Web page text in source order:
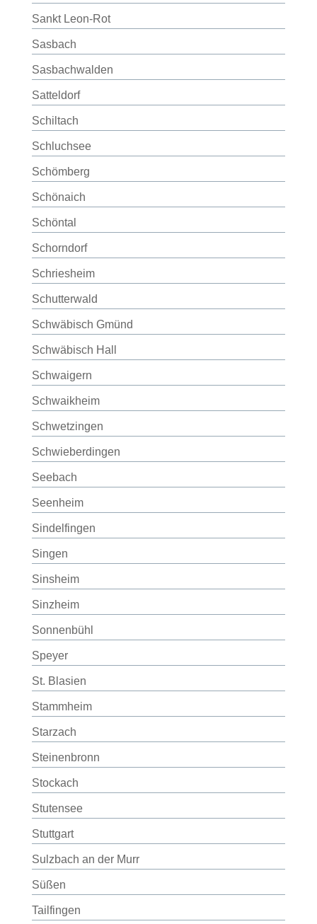
Sankt Leon-Rot
Sasbach
Sasbachwalden
Satteldorf
Schiltach
Schluchsee
Schömberg
Schönaich
Schöntal
Schorndorf
Schriesheim
Schutterwald
Schwäbisch Gmünd
Schwäbisch Hall
Schwaigern
Schwaikheim
Schwetzingen
Schwieberdingen
Seebach
Seenheim
Sindelfingen
Singen
Sinsheim
Sinzheim
Sonnenbühl
Speyer
St. Blasien
Stammheim
Starzach
Steinenbronn
Stockach
Stutensee
Stuttgart
Sulzbach an der Murr
Süßen
Tailfingen